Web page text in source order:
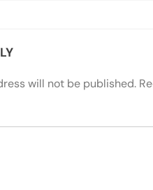
will not be published.